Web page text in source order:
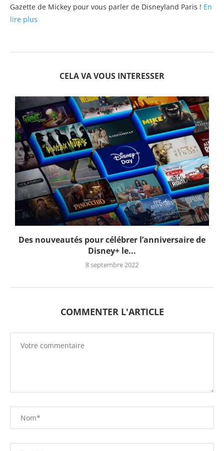
Gazette de Mickey pour vous parler de Disneyland Paris ! En
lire plus
CELA VA VOUS INTERESSER
Des nouveautés pour célébrer l’anniversaire de
Disney+ le...
8 septembre 2022
COMMENTER L'ARTICLE